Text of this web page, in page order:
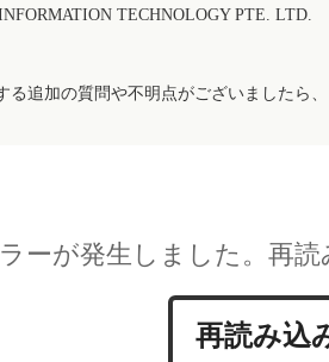
TECHNOLOGY PTE. LTD.
追加の質問や不明点がございました
ーが発生しました。再
再読み込